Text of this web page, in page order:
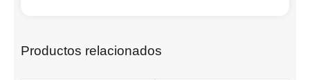
Productos relacionados